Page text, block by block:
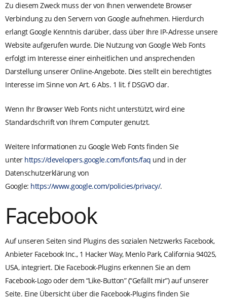
Zu diesem Zweck muss der von Ihnen verwendete Browser
Verbindung zu den Servern von Google aufnehmen. Hierdurch
erlangt Google Kenntnis darüber, dass über Ihre IP-Adresse unsere
Website aufgerufen wurde. Die Nutzung von Google Web Fonts
erfolgt im Interesse einer einheitlichen und ansprechenden
Darstellung unserer Online-Angebote. Dies stellt ein berechtigtes
Interesse im Sinne von Art. 6 Abs. 1 lit. f DSGVO dar.
Wenn Ihr Browser Web Fonts nicht unterstützt, wird eine
Standardschrift von Ihrem Computer genutzt.
Weitere Informationen zu Google Web Fonts finden Sie
unter https://developers.google.com/fonts/faq und in der
Datenschutzerklärung von
Google: https://www.google.com/policies/privacy/.
Facebook
Auf unseren Seiten sind Plugins des sozialen Netzwerks Facebook,
Anbieter Facebook Inc., 1 Hacker Way, Menlo Park, California 94025,
USA, integriert. Die Facebook-Plugins erkennen Sie an dem
Facebook-Logo oder dem “Like-Button” (“Gefällt mir”) auf unserer
Seite. Eine Übersicht über die Facebook-Plugins finden Sie